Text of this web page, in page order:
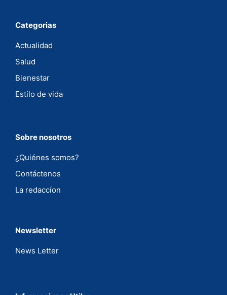
Categorias
Actualidad
Salud
Bienestar
Estilo de vida
Sobre nosotros
¿Quiénes somos?
Contáctenos
La redaccíon
Newsletter
News Letter